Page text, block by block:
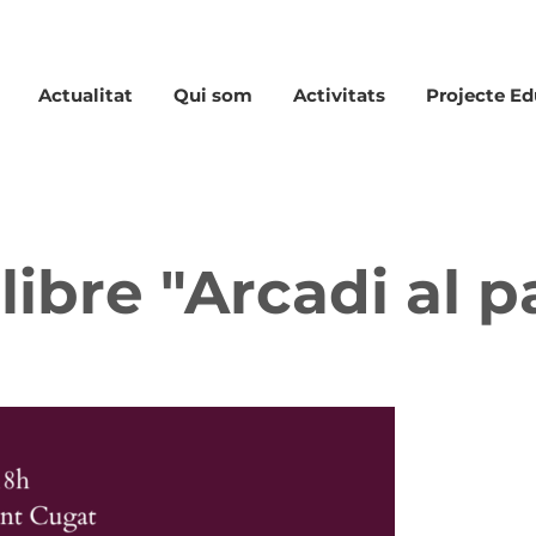
Actualitat Qui som Activitats Projecte
"Arcadi al